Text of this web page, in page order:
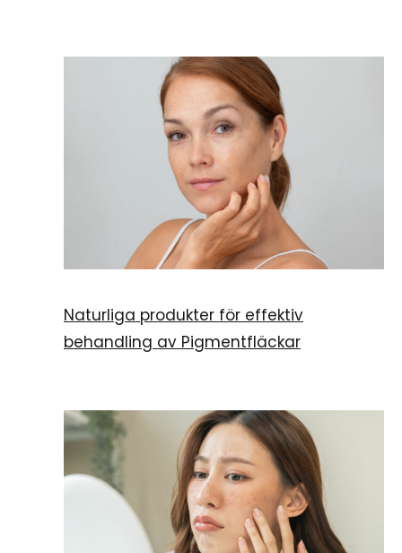
Naturliga produkter för effektiv
behandling av Pigmentfläckar